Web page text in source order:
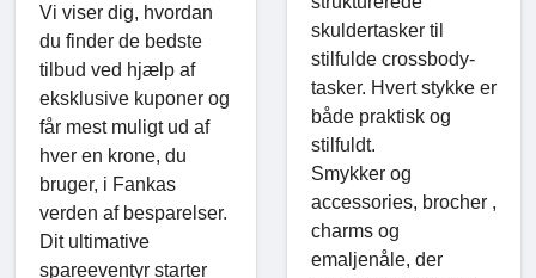
Vi viser dig, hvordan
du finder de bedste
tilbud ved hjælp af
eksklusive kuponer og
får mest muligt ud af
hver en krone, du
bruger, i Fankas
verden af besparelser.
Dit ultimative
spareeventyr starter
skuldertasker til
stilfulde crossbody-
tasker. Hvert stykke er
både praktisk og
stilfuldt.
Smykker og
accessories, brocher ,
charms og
emaljenåle, der